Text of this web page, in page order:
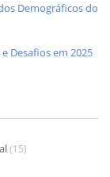
Demográficos do
Desafios em 2025
(15)